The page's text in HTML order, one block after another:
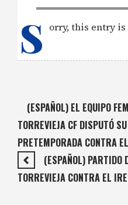
S orry, this entry
(ESPAÑOL) EL EQUIPO
TORREVIEJA CF DISPUTÓ
PRETEMPORADA CONTRA
(ESPAÑOL) PARTIDO
TORREVIEJA CONTRA EL